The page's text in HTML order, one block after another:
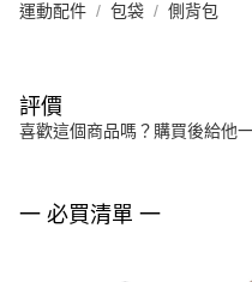
運動配件 包袋 側背包
評價
喜歡這個商品嗎？購買後給他
一 必買清單 一